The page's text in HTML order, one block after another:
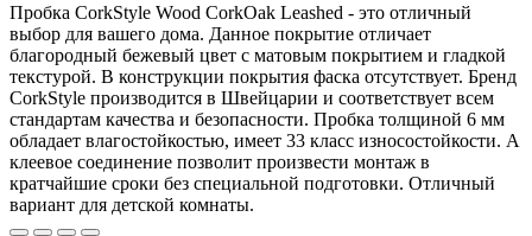
Пробка CorkStyle Wood CorkOak Leashed - это отличный
выбор для вашего дома. Данное покрытие отличает
благородный бежевый цвет с матовым покрытием и гладкой
текстурой. В конструкции покрытия фаска отсутствует. Бренд
CorkStyle производится в Швейцарии и соответствует всем
стандартам качества и безопасности. Пробка толщиной 6 мм
обладает влагостойкостью, имеет 33 класс износостойкости. А
клеевое соединение позволит произвести монтаж в
кратчайшие сроки без специальной подготовки. Отличный
вариант для детской комнаты.